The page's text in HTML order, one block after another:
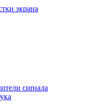
экрана
сиrнала